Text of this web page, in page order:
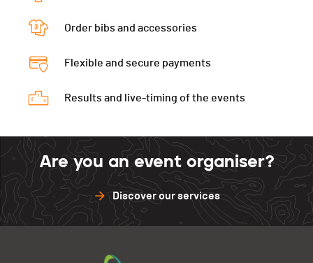
Order bibs and accessories
Flexible and secure payments
Results and live-timing of the events
Are you an event organiser?
Discover our services